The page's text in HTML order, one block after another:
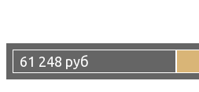
61 248 руб